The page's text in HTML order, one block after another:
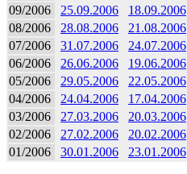
09/2006
25.09.2006 18.09.2006
08/2006
28.08.2006 21.08.2006
07/2006
31.07.2006 24.07.2006
06/2006
26.06.2006 19.06.2006
05/2006
29.05.2006 22.05.2006
04/2006
24.04.2006 17.04.2006
03/2006
27.03.2006 20.03.2006
02/2006
27.02.2006 20.02.2006
01/2006
30.01.2006 23.01.2006